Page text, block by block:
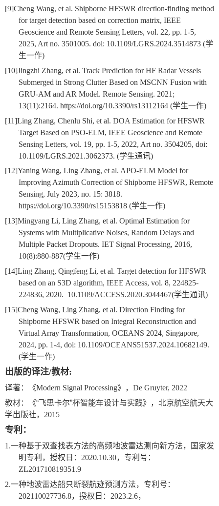
[9]Cheng Wang, et al. Shipborne HFSWR direction-finding method
for target detection based on correction matrix, IEEE
Geoscience and Remote Sensing Letters, vol. 22, pp. 1-5,
2025, Art no. 3501005. doi: 10.1109/LGRS.2024.3514873 (学
生一作)
[10]Jingzhi Zhang, et al. Track Prediction for HF Radar Vessels
Submerged in Strong Clutter Based on MSCNN Fusion with
GRU-AM and AR Model. Remote Sensing. 2021;
13(11):2164. https://doi.org/10.3390/rs13112164 (学生一作)
[11]Ling Zhang, Chenlu Shi, et al. DOA Estimation for HFSWR
Target Based on PSO-ELM, IEEE Geoscience and Remote
Sensing Letters, vol. 19, pp. 1-5, 2022, Art no. 3504205, doi:
10.1109/LGRS.2021.3062373. (学生通讯)
[12]Yaning Wang, Ling Zhang, et al. APO-ELM Model for
Improving Azimuth Correction of Shipborne HFSWR, Remote
Sensing, July 2023, no. 15: 3818.
https://doi.org/10.3390/rs15153818 (学生一作)
[13]Mingyang Li, Ling Zhang, et al. Optimal Estimation for
Systems with Multiplicative Noises, Random Delays and
Multiple Packet Dropouts. IET Signal Processing, 2016,
10(8):880-887(学生一作)
[14]Ling Zhang, Qingfeng Li, et al. Target detection for HFSWR
based on an S3D algorithm, IEEE Access, vol. 8, 224825-
224836, 2020. 10.1109/ACCESS.2020.3044467(学生通讯)
[15]Cheng Wang, Ling Zhang, et al. Direction Finding for
Shipborne HFSWR based on Integral Reconstruction and
Virtual Array Transformation, OCEANS 2024, Singapore,
2024, pp. 1-4, doi: 10.1109/OCEANS51537.2024.10682149.
(学生一作)
出版的译注/教材:
译著：《Modern Signal Processing》， De Gruyter, 2022
教材：《“飞思卡尔”杯智能车设计与实践》，北京航空航天大
学出版社， 2015
专利：
1.一种基于双查找表方法的高频地波雷达测向新方法，国家发
明专利，授权日： 2020.10.30，专利号：
ZL201710819351.9
2.一种地波雷达船只断裂航迹预测方法，专利号：
202110027736.8，授权日： 2023.2.6，